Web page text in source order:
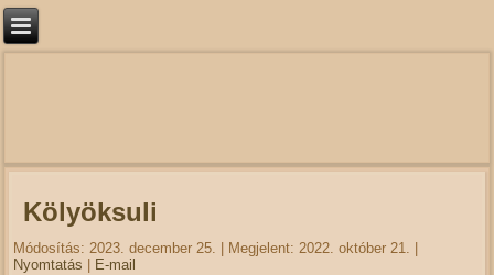
Kölyöksuli
Módosítás: 2023. december 25. Megjelent: 2022. október 21.
Nyomtatás
E-mail